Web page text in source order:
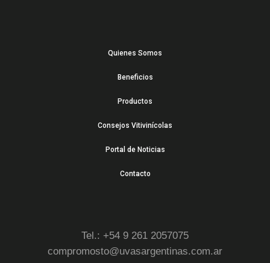
Quienes Somos
Beneficios
Productos
Consejos Vitivinícolas
Portal de Noticias
Contacto
Tel.: +54 9 261 2057075
compromosto@uvasargentinas.com.ar